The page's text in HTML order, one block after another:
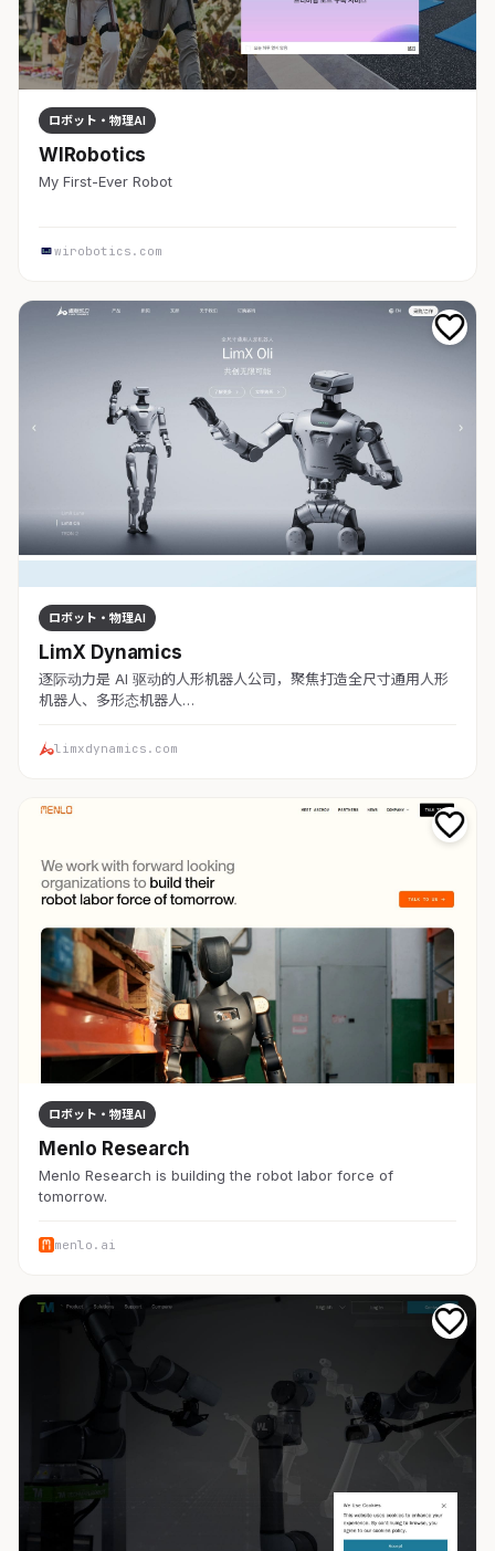
ロボット・物理AI
WIRobotics
My First-Ever Robot
wirobotics.com
ロボット・物理AI
LimX Dynamics
逐际动力是 AI 驱动的人形机器人公司，聚焦打造全尺寸通用人形
机器人、多形态机器人…
limxdynamics.com
ロボット・物理AI
Menlo Research
Menlo Research is building the robot labor force of
tomorrow.
menlo.ai